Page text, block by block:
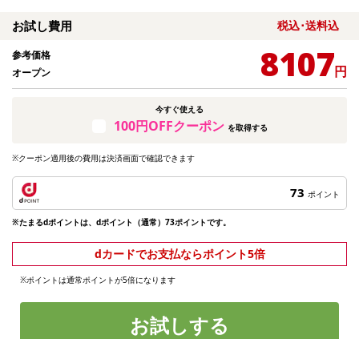
お試し費用 税込･送料込
参考価格
オープン
8107円
今すぐ使える
100円OFFクーポン を取得する
※クーポン適用後の費用は決済画面で確認できます
73 ポイント
※たまるdポイントは、dポイント（通常）73ポイントです。
dカードでお支払ならポイント5倍
※ポイントは通常ポイントが5倍になります
お試しする